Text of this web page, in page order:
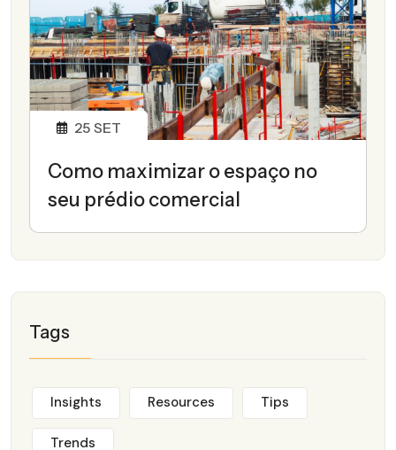
25 SET
Como maximizar o espaço no
seu prédio comercial
Tags
Insights Resources Tips
Trends